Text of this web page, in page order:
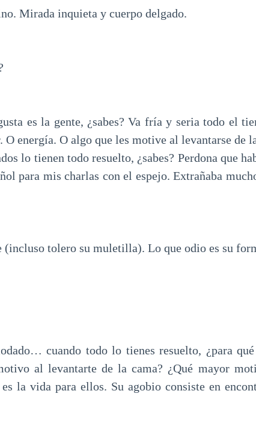
Mirada inquieta y cuerpo delgado.
es la gente, ¿sabes? Va fría y seria todo el
O energía. O algo que les motive al levantarse de
lo tienen todo resuelto, ¿sabes? Perdona que
para mis charlas con el espejo. Extrañaba
(incluso tolero su muletilla). Lo que odio es su
cuando todo lo tienes resuelto, ¿para
al levantarte de la cama? ¿Qué mayor
la vida para ellos. Su agobio consiste en